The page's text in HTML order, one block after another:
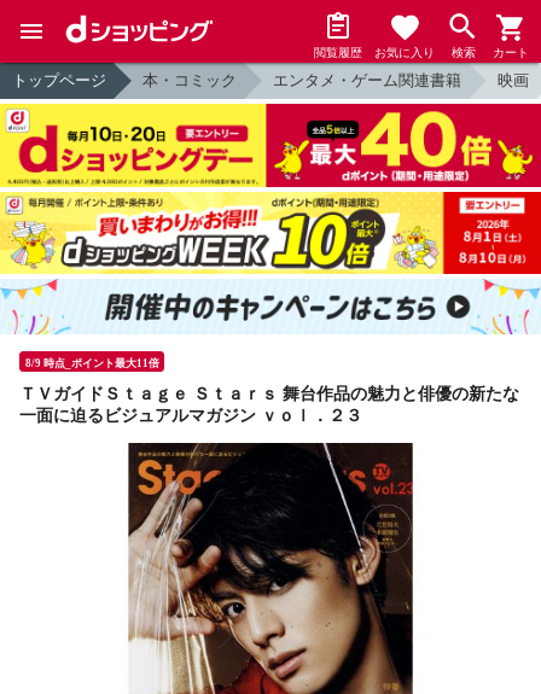
閲覧履歴 お気に入り 検索 カート
トップページ 本・コミック エンタメ・ゲーム関連書籍 映画
8/9 時点_ポイント最大11倍
ＴＶガイドＳｔａｇｅ Ｓｔａｒｓ 舞台作品の魅力と俳優の新たな
一面に迫るビジュアルマガジン ｖｏｌ．２３